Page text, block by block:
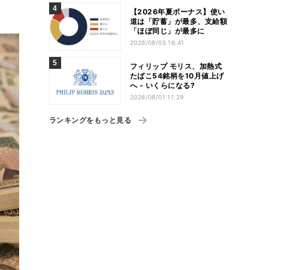
【2026年夏ボーナス】使い
道は「貯蓄」が最多、支給額
「ほぼ同じ」が最多に
2026/08/05 16:41
フィリップ モリス、加熱式
たばこ54銘柄を10月値上げ
へ - いくらになる?
2026/08/01 11:29
ランキングをもっと見る